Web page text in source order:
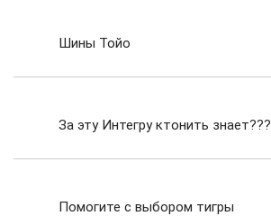
Шины Тойо
За эту Интегру ктонить знает???
Помогите с выбором тигры